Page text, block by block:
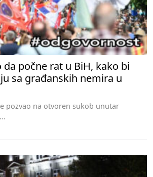
da počne rat u BiH, kako bi
sa građanskih nemira u
pozvao na otvoren sukob unutar